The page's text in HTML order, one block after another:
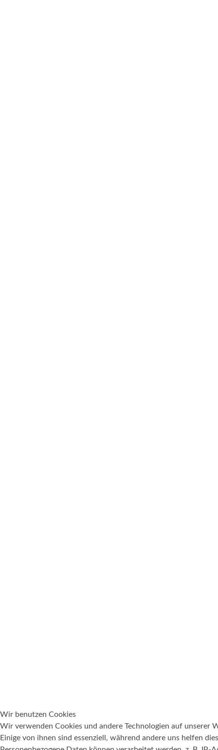
Wir benutzen Cookies
Wir verwenden Cookies und andere Technologien auf unserer
Einige von ihnen sind essenziell, während andere uns helfen